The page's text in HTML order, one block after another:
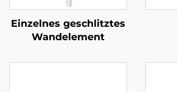
Einzelnes geschlitztes
Wandelement